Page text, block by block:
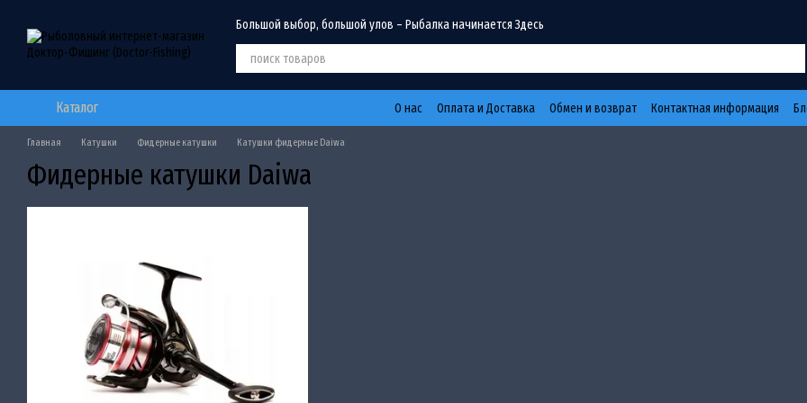
Большой выбор, большой улов – Рыбалка начинается Здесь
Каталог О нас Оплата и Доставка Обмен и возврат Контактная информация
Главная Катушки Фидерные катушки Катушки фидерные Daiwa
Фидерные катушки Daiwa